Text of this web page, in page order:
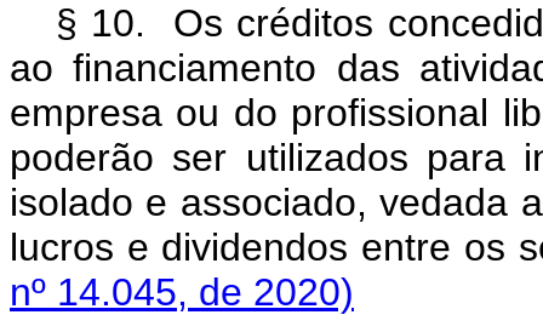
§ 10. Os créditos
ao financiamento das
empresa ou do profissional
poderão ser utilizados para
isolado e associado, vedada
lucros e dividendos
nº 14.045, de 2020)